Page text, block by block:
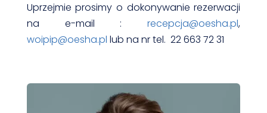
Uprzejmie prosimy o dokonywanie rezerwacji
na e-mail :recepcja@oesha.pl,
woipip@oesha.pl lub na nr tel. 22 663 72 31